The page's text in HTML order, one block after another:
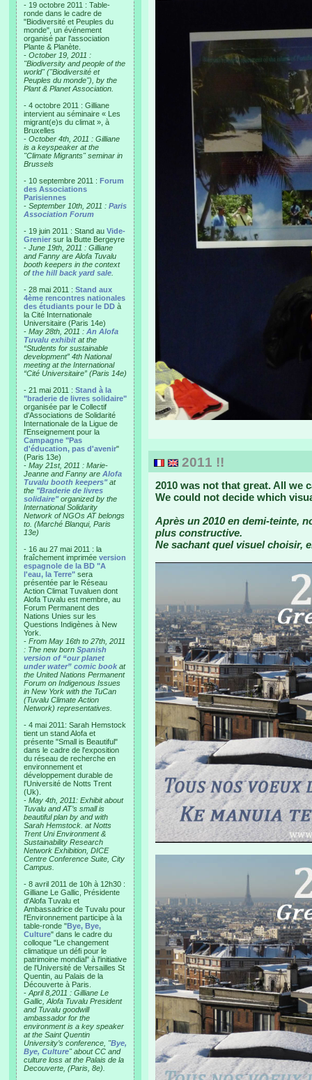
- 19 octobre 2011 : Table-
ronde dans le cadre de
"Biodiversité et Peuples du
monde", un événement
organisé par l'association
Plante & Planète.
- October 19, 2011 :
"Biodiversity and people of the
world" ("Biodiversité et
Peuples du monde"), by the
Plant & Planet Association.
- 4 octobre 2011 : Gilliane
intervient au séminaire « Les
migrant(e)s du climat », à
Bruxelles
- October 4th, 2011 : Gilliane
is a keyspeaker at the
"Climate Migrants" seminar in
Brussels
- 10 septembre 2011 : Forum
des Associations
Parisiennes
- September 10th, 2011 : Paris
Association Forum
- 19 juin 2011 : Stand au Vide-
Grenier sur la Butte Bergeyre
- June 19th, 2011 : Gilliane
and Fanny are Alofa Tuvalu
booth keepers in the context
ofthe hill back yard sale
- 28 mai 2011 : Stand aux
4ème rencontres nationales
des étudiants pour le DD à
la Cité Internationale
Universitaire (Paris 14e)
- May 28th, 2011 : An Alofa
Tuvalu exhibit at the
“Students for sustainable
development” 4th National
meeting at the International
“Cité Universitaire” (Paris 14e)
- 21 mai 2011 : Stand à la
"braderie de livres solidaire"
organisée par le Collectif
d'Associations de Solidarité
Internationale de la Ligue de
l'Enseignement pour la
Campagne "Pas
d'éducation, pas d'avenir"
(Paris 13e)
- May 21st, 2011 : Marie-
Jeanne and Fanny are Alofa
Tuvalu booth keepers"at
the "Braderie de livres
solidaire"organized by the
International Solidarity
Network of NGOs AT belongs
to. (Marché Blanqui, Paris
13e)
- 16 au 27 mai 2011 : la
fraîchement imprimée version
espagnole de la BD "A
l'eau, la Terre" sera
présentée par le Réseau
Action Climat Tuvaluen dont
Alofa Tuvalu est membre, au
Forum Permanent des
Nations Unies sur les
Questions Indigènes à New
York.
- From May 16th to 27th, 2011
: The new born Spanish
version of “our planet
under water” comic book at
the United Nations Permanent
Forum on Indigenous Issues
in New York with the TuCan
(Tuvalu Climate Action
Network) representatives.
- 4 mai 2011: Sarah Hemstock
tient un stand Alofa et
présente "Small is Beautiful"
dans le cadre de l'exposition
du réseau de recherche en
environnement et
développement durable de
l'Université de Notts Trent
(Uk).
- May 4th, 2011: Exhibit about
Tuvalu and AT’s small is
beautiful plan by and with
Sarah Hemstock. at Notts
Trent Uni Environment &
Sustainability Research
Network Exhibition, DICE
Centre Conference Suite, City
Campus.
- 8 avril 2011 de 10h à 12h30 :
Gilliane Le Gallic, Présidente
d'Alofa Tuvalu et
Ambassadrice de Tuvalu pour
l'Environnement participe à la
table-ronde "Bye, Bye,
Culture" dans le cadre du
colloque "Le changement
climatique un défi pour le
patrimoine mondial" à l'initiative
de l'Université de Versailles St
Quentin, au Palais de la
Découverte à Paris.
- April 8,2011 : Gilliane Le
Gallic, Alofa Tuvalu President
and Tuvalu goodwill
ambassador for the
environment is a key speaker
at the Saint Quentin
University’s conference, "Bye,
Bye, Culture" about CC and
culture loss at the Palais de la
Decouverte, (Paris, 8e).
2011 !!
2010 was not that great. All we
We could not decide which
Après un 2010 en demi-teinte,
plus constructive.
Ne sachant quel visuel choisir,